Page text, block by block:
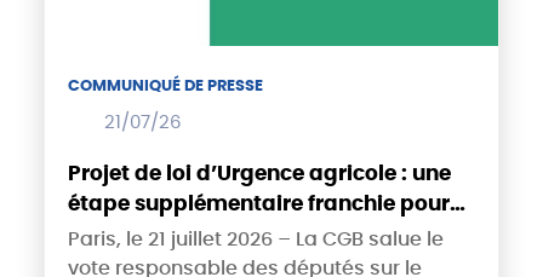
COMMUNIQUÉ DE PRESSE
21/07/26
Projet de loi d’Urgence agricole : une
étape supplémentaire franchie pour
les betteraviers !
Paris, le 21 juillet 2026 – La CGB salue le
vote responsable des députés sur le